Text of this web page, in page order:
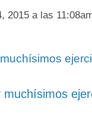
2015 a las